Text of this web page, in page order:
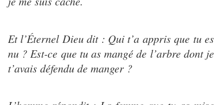
Et l’Éternel Dieu dit : Qui t’a appris que tu es
nu ? Est-ce que tu as mangé de l’arbre dont je
t’avais défendu de manger ?